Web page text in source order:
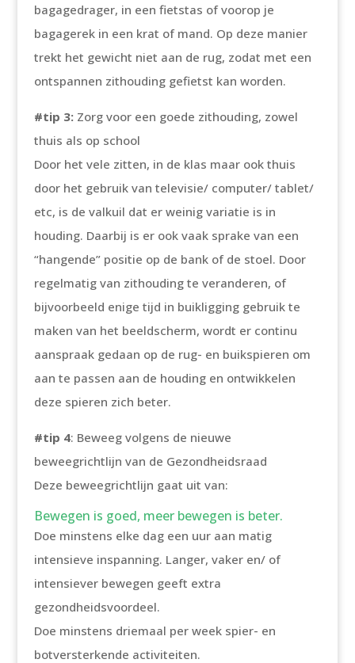
bagagedrager, in een fietstas of voorop je
bagagerek in een krat of mand. Op deze manier
trekt het gewicht niet aan de rug, zodat met een
ontspannen zithouding gefietst kan worden.
#tip 3:Zorg voor een goede zithouding, zowel
thuis als op school
Door het vele zitten, in de klas maar ook thuis
door het gebruik van televisie/ computer/ tablet/
etc, is de valkuil dat er weinig variatie is in
houding. Daarbij is er ook vaak sprake van een
“hangende” positie op de bank of de stoel. Door
regelmatig van zithouding te veranderen, of
bijvoorbeeld enige tijd in buikligging gebruik te
maken van het beeldscherm, wordt er continu
aanspraak gedaan op de rug- en buikspieren om
aan te passen aan de houding en ontwikkelen
deze spieren zich beter.
#tip 4: Beweeg volgens de nieuwe
beweegrichtlijn van de Gezondheidsraad
Deze beweegrichtlijn gaat uit van:
Bewegen is goed, meer bewegen is beter.
Doe minstens elke dag een uur aan matig
intensieve inspanning. Langer, vaker en/ of
intensiever bewegen geeft extra
gezondheidsvoordeel.
Doe minstens driemaal per week spier- en
botversterkende activiteiten.